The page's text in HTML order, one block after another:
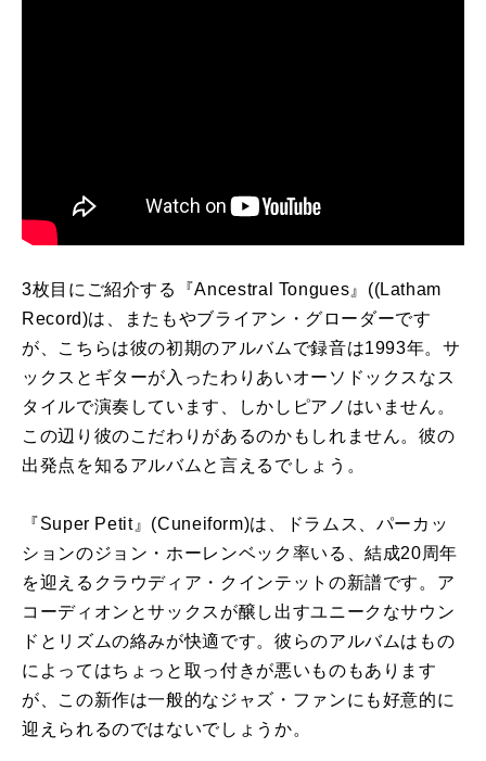
3枚目にご紹介する『Ancestral Tongues』((Latham
Record)は、またもやブライアン・グローダーです
が、こちらは彼の初期のアルバムで録音は1993年。サ
ックスとギターが入ったわりあいオーソドックスなス
タイルで演奏しています、しかしピアノはいません。
この辺り彼のこだわりがあるのかもしれません。彼の
出発点を知るアルバムと言えるでしょう。
『Super Petit』(Cuneiform)は、ドラムス、パーカッ
ションのジョン・ホーレンベック率いる、結成20周年
を迎えるクラウディア・クインテットの新譜です。ア
コーディオンとサックスが醸し出すユニークなサウン
ドとリズムの絡みが快適です。彼らのアルバムはもの
によってはちょっと取っ付きが悪いものもあります
が、この新作は一般的なジャズ・ファンにも好意的に
迎えられるのではないでしょうか。